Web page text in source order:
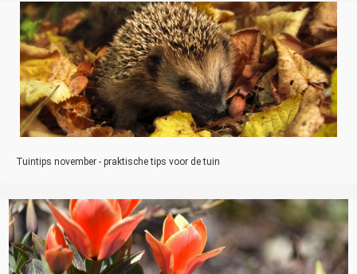
Tuintips november - praktische tips voor de tuin